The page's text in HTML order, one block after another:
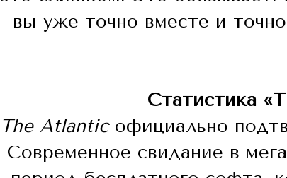
вы уже точно вместе и
Статистика
The Atlantic официально
Современное свидание в